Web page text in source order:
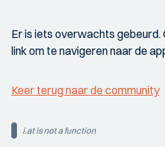
Er is iets overwachts
link om te navigeren naar de
Keer terug naar de community
i.at is not a function